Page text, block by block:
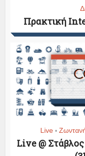
Πρακτική
Live •
Live @